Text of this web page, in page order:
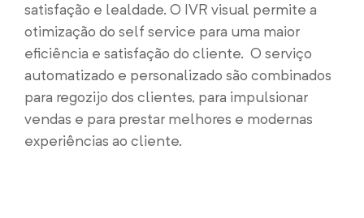
satisfação e lealdade. O IVR visual permite a
otimização do self service para uma maior
eficiência e satisfação do cliente. O serviço
automatizado e personalizado são combinados
para regozijo dos clientes, para impulsionar
vendas e para prestar melhores e modernas
experiências ao cliente.